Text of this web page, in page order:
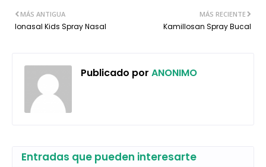
MÁS RECIENTE
Kamillosan Spray Bucal
MÁS ANTIGUA
Ionasal Kids Spray Nasal
Publicado por ANONIMO
Entradas que pueden interesarte